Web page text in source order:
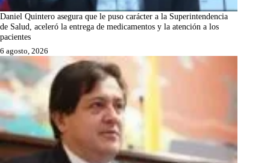
Daniel Quintero asegura que le puso carácter a la Superintendencia
de Salud, aceleró la entrega de medicamentos y la atención a los
pacientes
6 agosto, 2026